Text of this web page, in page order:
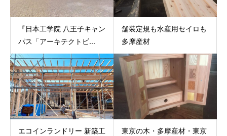
『日本工学院 八王子キャン
パス「アーキテクトビ...
舗装定規も水産用セイロも
多摩産材
エコインランドリー 新築工
東京の木・多摩産材・東京